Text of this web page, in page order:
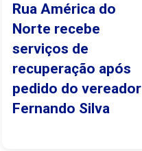
Rua América do
Norte recebe
serviços de
recuperação após
pedido do vereador
Fernando Silva